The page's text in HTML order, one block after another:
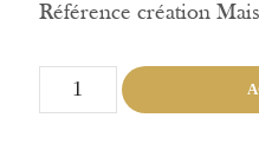
Référence création
quantité
Ma